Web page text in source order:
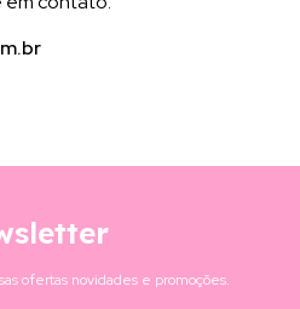
ofertas novidades e promoções.